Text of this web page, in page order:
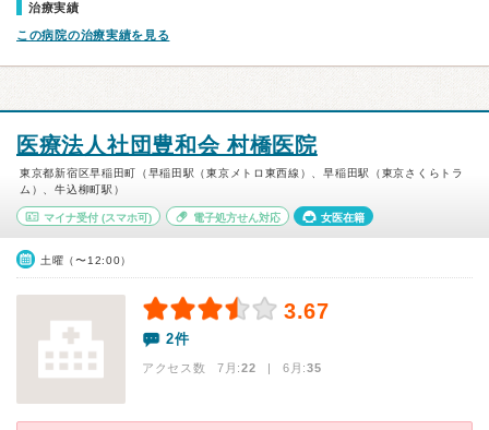
治療実績
この病院の治療実績を見る
医療法人社団豊和会 村橋医院
東京都新宿区早稲田町（早稲田駅（東京メトロ東西線）、早稲田駅（東京さくらトラ
ム）、牛込柳町駅）
マイナ受付 (スマホ可) 電子処方せん対応 女医在籍
土曜（〜12:00）
3.67
2件
アクセス数 7月:22 | 6月:35